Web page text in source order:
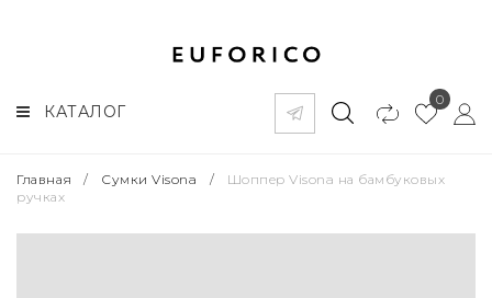
КАТАЛОГ
0
Главная / Сумки Visona /
Шоппер Visona на бамбуковых
ручках